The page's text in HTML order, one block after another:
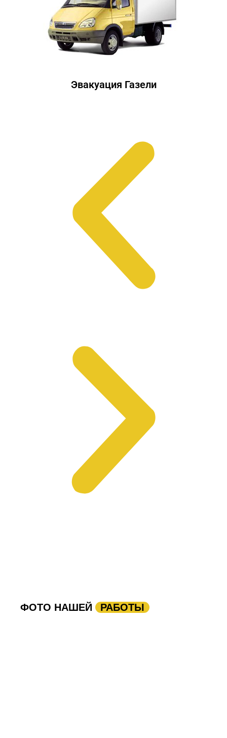
Эвакуация Газели
ФОТО НАШЕЙ РАБОТЫ